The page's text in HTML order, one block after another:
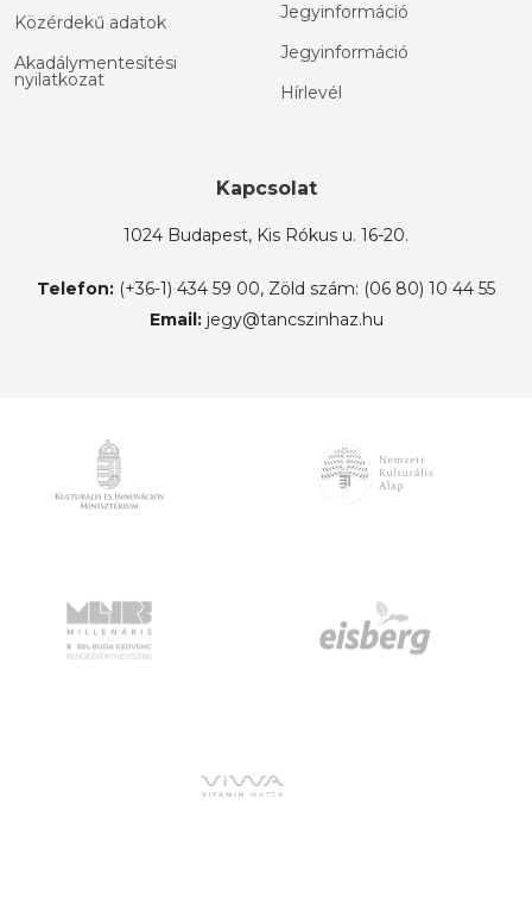
Közérdekű adatok
Akadálymentesítési
nyilatkozat
Jegyinformáció
Jegyinformáció
Hírlevél
Kapcsolat
1024 Budapest, Kis Rókus u. 16-20.
Telefon: (+36-1) 434 59 00, Zöld szám: (06 80) 10 44 55
Email: jegy@tancszinhaz.hu